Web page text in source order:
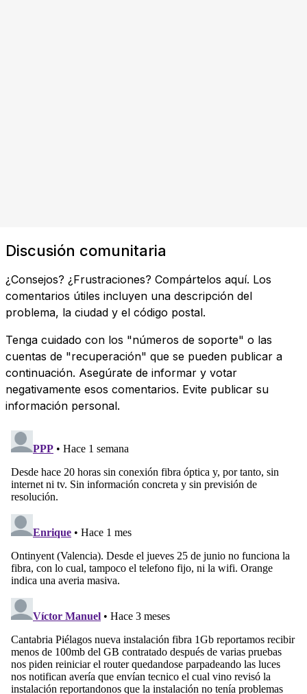
Discusión comunitaria
¿Consejos? ¿Frustraciones? Compártelos aquí. Los
comentarios útiles incluyen una descripción del
problema, la ciudad y el código postal.
Tenga cuidado con los "números de soporte" o las
cuentas de "recuperación" que se pueden publicar a
continuación. Asegúrate de informar y votar
negativamente esos comentarios. Evite publicar su
información personal.